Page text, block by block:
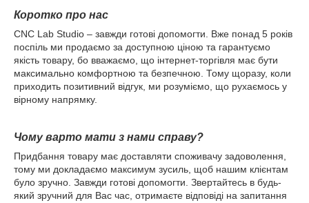
Коротко про нас
CNC Lab Studio – завжди готові допомогти. Вже понад 5 років
поспіль ми продаємо за доступною ціною та гарантуємо
якість товару, бо вважаємо, що інтернет-торгівля має бути
максимально комфортною та безпечною. Тому щоразу, коли
приходить позитивний відгук, ми розуміємо, що рухаємось у
вірному напрямку.
Чому варто мати з нами справу?
Придбання товару має доставляти споживачу задоволення,
тому ми докладаємо максимум зусиль, щоб нашим клієнтам
було зручно. Завжди готові допомогти. Звертайтесь в будь-
який зручний для Вас час, отримаєте відповіді на запитання